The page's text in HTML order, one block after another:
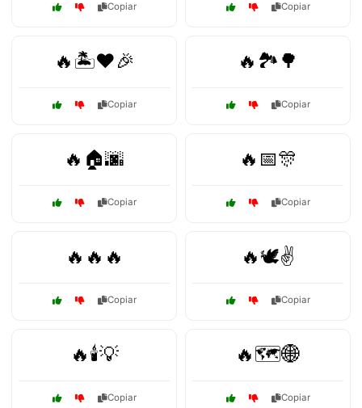
Copiar Copiar
🔥🏝️❤️🎉
Copiar
🔥🏞️🌳
Copiar
🔥🏠🌆
Copiar
🔥📅🎊
Copiar
🔥🔥🔥
Copiar
🔥🕊️✌️
Copiar
🔥🕯️💡
Copiar
🔥🗺️🌐
Copiar